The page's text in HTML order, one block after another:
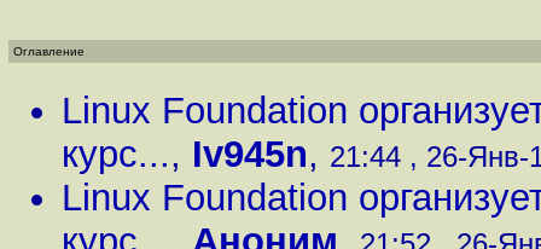
Оглавление
Linux Foundation
курс..., Iv945n, 21:44 , 26-Янв-
Linux Foundation